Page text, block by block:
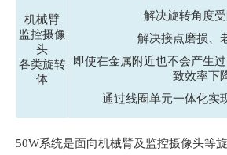
机械臂
监控摄像
头
各类旋转
体
解决旋转角度
解决接点磨损、
即使在金属附近也不会产生
致效率下
通过线圈单元一体化实
50W系统是面向机械臂及监控摄像头等